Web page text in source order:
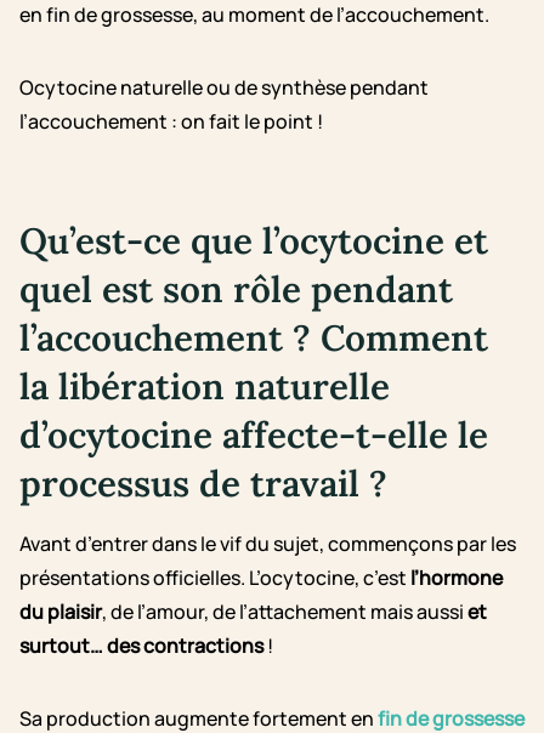
en fin de grossesse, au moment de l’accouchement.
Ocytocine naturelle ou de synthèse pendant
l’accouchement : on fait le point !
Qu’est-ce que l’ocytocine et
quel est son rôle pendant
l’accouchement ? Comment
la libération naturelle
d’ocytocine affecte-t-elle le
processus de travail ?
Avant d’entrer dans le vif du sujet, commençons par les
présentations officielles. L’ocytocine, c’est l’hormone
du plaisir, de l’amour, de l’attachement mais aussiet
surtout… des contractions!
Sa production augmente fortement enfin de grossesse